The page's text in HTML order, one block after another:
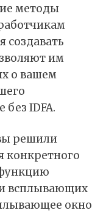
методы
создавать
им
о вашем
IDFA.
решили
конкретного
всплывающих
окно